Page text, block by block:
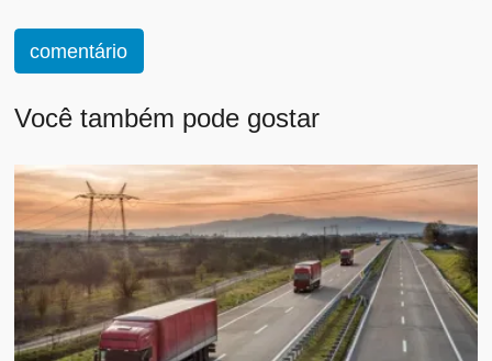
comentário
Você também pode gostar